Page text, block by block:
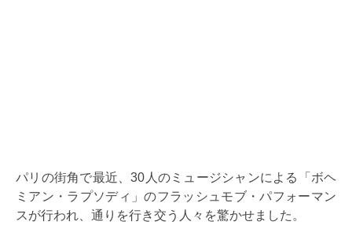
パリの街角で最近、30人のミュージシャンによる「ボヘ
ミアン・ラプソディ」のフラッシュモブ・パフォーマン
スが行われ、通りを行き交う人々を驚かせました。